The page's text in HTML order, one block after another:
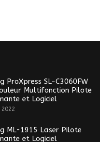
ProXpress SL-C3060FW
Multifonction Pilote
et Logiciel
2022
ML-1915 Laser Pilote
et Logiciel